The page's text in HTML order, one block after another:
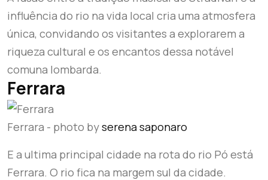
influência do rio na vida local cria uma atmosfera
única, convidando os visitantes a explorarem a
riqueza cultural e os encantos dessa notável
comuna lombarda.
Ferrara
Ferrara - photo byserena saponaro
E a ultima principal cidade na rota do rio Pó está
Ferrara. O rio fica na margem sul da cidade.